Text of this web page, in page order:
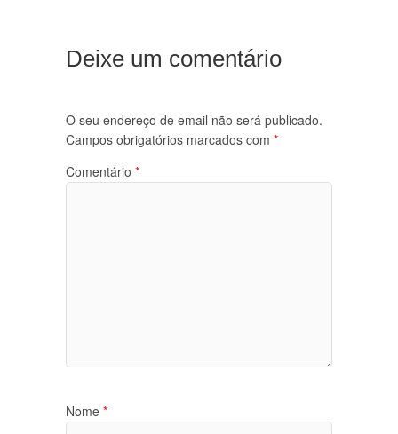
Deixe um comentário
O seu endereço de email não será publicado.
Campos obrigatórios marcados com *
Comentário *
Nome *